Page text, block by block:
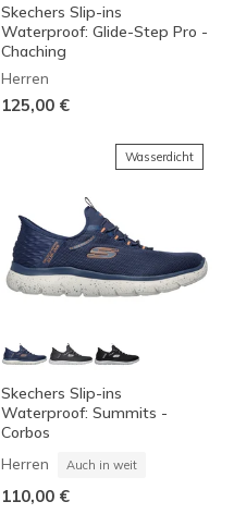
Skechers Slip-ins
Waterproof: Glide-Step Pro -
Chaching
Herren
125,00 €
Wasserdicht
Skechers Slip-ins
Waterproof: Summits -
Corbos
Herren Auch in weit
110,00 €